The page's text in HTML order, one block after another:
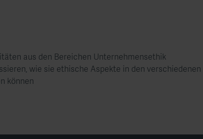
aus den Bereichen Unternehmensethik
wie sie ethische Aspekte in den verschiedenen
können